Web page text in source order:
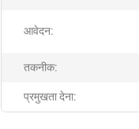
आवेदन:
तकनीक:
प्रमुखता देना: